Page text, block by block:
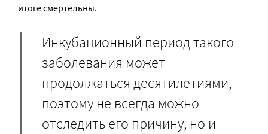
итоге смертельны.
Инкубационный период такого
заболевания может
продолжаться десятилетиями,
поэтому не всегда можно
отследить его причину, но и